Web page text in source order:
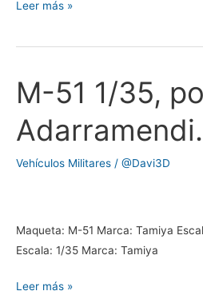
Leer más »
M-51 1/35,
Adarramendi.
Vehículos Militares / @Davi3D
Maqueta: M-51 Marca: Tamiya
Escala: 1/35 Marca: Tamiya
M-
51
1/35,
por
Adarramendi.
Leer más »